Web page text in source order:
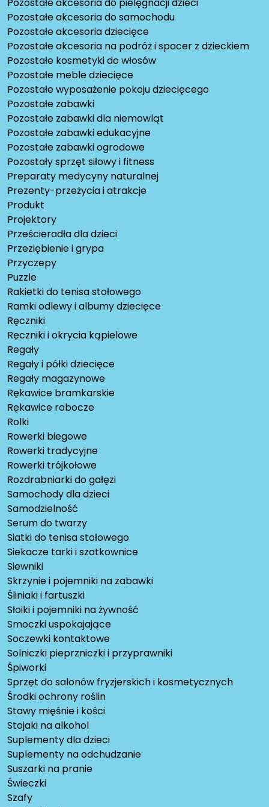
Pozostałe akcesoria do pielęgnacji dzieci
Pozostałe akcesoria do samochodu
Pozostałe akcesoria dziecięce
Pozostałe akcesoria na podróż i spacer z dzieckiem
Pozostałe kosmetyki do włosów
Pozostałe meble dziecięce
Pozostałe wyposażenie pokoju dziecięcego
Pozostałe zabawki
Pozostałe zabawki dla niemowląt
Pozostałe zabawki edukacyjne
Pozostałe zabawki ogrodowe
Pozostały sprzęt siłowy i fitness
Preparaty medycyny naturalnej
Prezenty-przeżycia i atrakcje
Produkt
Projektory
Prześcieradła dla dzieci
Przeziębienie i grypa
Przyczepy
Puzzle
Rakietki do tenisa stołowego
Ramki odlewy i albumy dziecięce
Ręczniki
Ręczniki i okrycia kąpielowe
Regały
Regały i półki dziecięce
Regały magazynowe
Rękawice bramkarskie
Rękawice robocze
Rolki
Rowerki biegowe
Rowerki tradycyjne
Rowerki trójkołowe
Rozdrabniarki do gałęzi
Samochody dla dzieci
Samodzielność
Serum do twarzy
Siatki do tenisa stołowego
Siekacze tarki i szatkownice
Siewniki
Skrzynie i pojemniki na zabawki
Śliniaki i fartuszki
Słoiki i pojemniki na żywność
Smoczki uspokajające
Soczewki kontaktowe
Solniczki pieprzniczki i przyprawniki
Śpiworki
Sprzęt do salonów fryzjerskich i kosmetycznych
Środki ochrony roślin
Stawy mięśnie i kości
Stojaki na alkohol
Suplementy dla dzieci
Suplementy na odchudzanie
Suszarki na pranie
Świeczki
Szafy